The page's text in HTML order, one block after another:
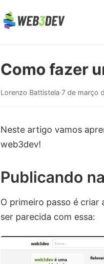
Como fazer
Lorenzo Battistela·7 de março
Neste artigo vamos
web3dev!
Publicando
O primeiro passo é criar
ser parecida com essa: